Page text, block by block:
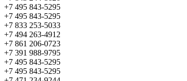
+7 495 843-5295
+7 495 843-5295
+7 833 253-5033
+7 494 263-4912
+7 861 206-0723
+7 391 988-9795
+7 495 843-5295
+7 495 843-5295